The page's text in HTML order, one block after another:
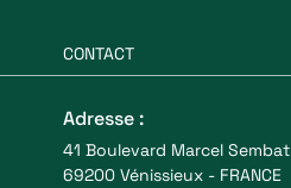
CONTACT
Adresse :
41 Boulevard Marcel Sembat
69200 Vénissieux - FRANCE